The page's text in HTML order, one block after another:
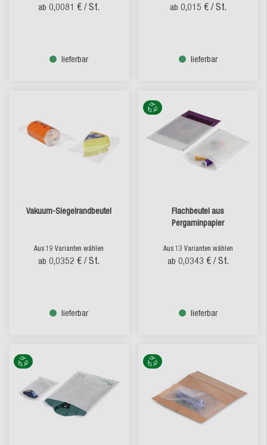
ab 0,0081 € / St.
lieferbar
ab 0,015 € / St.
lieferbar
Vakuum-Siegelrandbeutel
Aus 19 Varianten wählen
ab 0,0352 € / St.
lieferbar
Flachbeutel aus
Pergaminpapier
Aus 13 Varianten wählen
ab 0,0343 € / St.
lieferbar